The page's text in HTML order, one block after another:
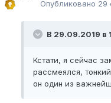
Опубликовано 29
В 29.09.2019 в
Кстати, я сейчас
рассмеялся,
он один из